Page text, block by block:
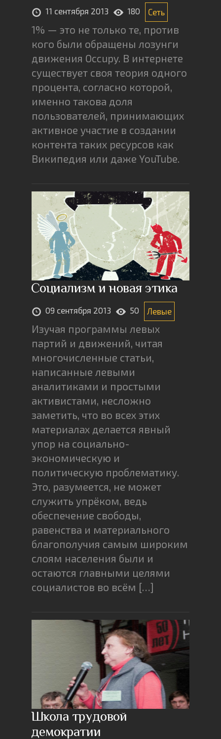
11 сентября 2013 180 Сеть
1% — это не только те, против
кого были обращены лозунги
движения Occupy. В интернете
существует своя теория одного
процента, согласно которой,
именно такова доля
пользователей, принимающих
активное участие в создании
контента таких ресурсов как
Википедия или даже YouTube.
Социализм и новая этика
09 сентября 2013 50 Левые
Изучая программы левых
партий и движений, читая
многочисленные статьи,
написанные левыми
аналитиками и простыми
активистами, несложно
заметить, что во всех этих
материалах делается явный
упор на социально-
экономическую и
политическую проблематику.
Это, разумеется, не может
служить упрёком, ведь
обеспечение свободы,
равенства и материального
благополучия самым широким
слоям населения были и
остаются главными целями
социалистов во всём […]
Школа трудовой
демократии